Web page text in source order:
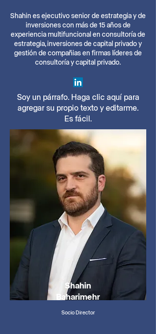
Shahin es ejecutivo senior de estrategia y de
inversiones con más de 15 años de
experiencia multifuncional en consultoría de
estrategia, inversiones de capital privado y
gestión de compañias en firmas líderes de
consultoría y capital privado.
Soy un párrafo. Haga clic aquí para
agregar su propio texto y editarme.
Es fácil.
Shahin
Baharimehr
Socio Director